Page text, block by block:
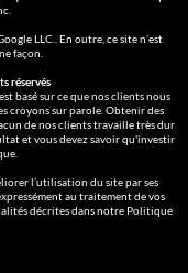
LLC.. En outre, ce site n’est
façon.
réservés
basé sur ce que nos clients nous
croyons sur parole. Obtenir des
de nos clients travaille très dur
et vous devez savoir qu'investir
l’utilisation du site par ses
au traitement de vos
décrites dans notre Politique